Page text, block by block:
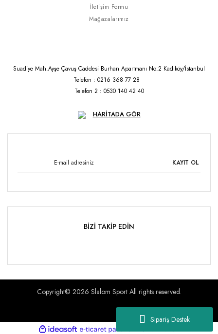
Sipariş Destek
İletişim Formu
Mağazalarımız
Suadiye Mah.Ayşe Çavuş Caddesi Burhan Apartmanı No:2 Kadıköy/İstanbul
Telefon : 0216 368 77 28
Telefon 2 : 0530 140 42 40
HARİTADA GÖR
KAYIT OL
BİZİ TAKİP EDİN
Copyright© 2026 Slalom Sport All rights reserved.
ideasoft